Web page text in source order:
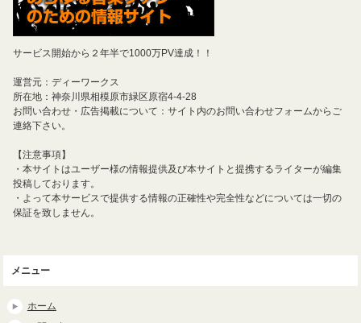
サービス開始から２年半で1000万PV達成！！
運営元：ディーワークス
所在地：神奈川県相模原市緑区原宿4-4-28
お問い合わせ・広告掲載について：サイト内のお問い合わせフォームからご
連絡下さい。
【注意事項】
・本サイトはユーザー様の情報提供及び本サイトと提携するライターが編集
投稿しております。
・よって本サービスで提供する情報の正確性や完全性などについては一切の
保証を致しません。
メニュー
ホーム